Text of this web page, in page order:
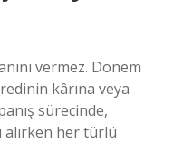
vermez. Dönem
kârına veya
sürecinde,
alırken her türlü